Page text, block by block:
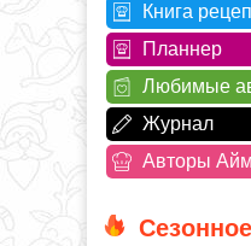
Книга
Планнер
Любимые
Журнал
Авторы